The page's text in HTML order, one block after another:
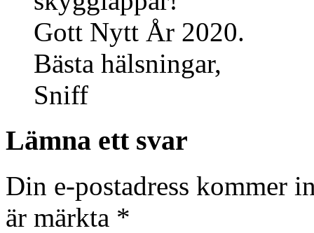
Gott Nytt År 2020.
Bästa hälsningar,
Sniff
Lämna ett svar
Din e-postadress kommer
är märkta *